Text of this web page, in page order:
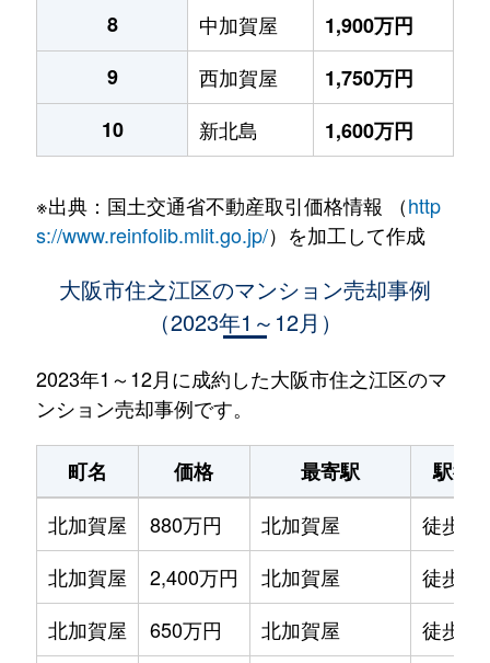
8
中加賀屋
1,900万円
9
西加賀屋
1,750万円
10
新北島 1,600万円
※出典：国土交通省不動産取引価格情報 （http
s://www.reinfolib.mlit.go.jp/）を加工して作成
大阪市住之江区のマンション売却事例
（2023年1～12月）
2023年1～12月に成約した大阪市住之江区のマ
ンション売却事例です。
町名 価格 最寄駅
駅徒
北加賀屋
880万円 北加賀屋
徒歩2
北加賀屋
2,400万円 北加賀屋
徒歩6
北加賀屋
650万円 北加賀屋
徒歩3